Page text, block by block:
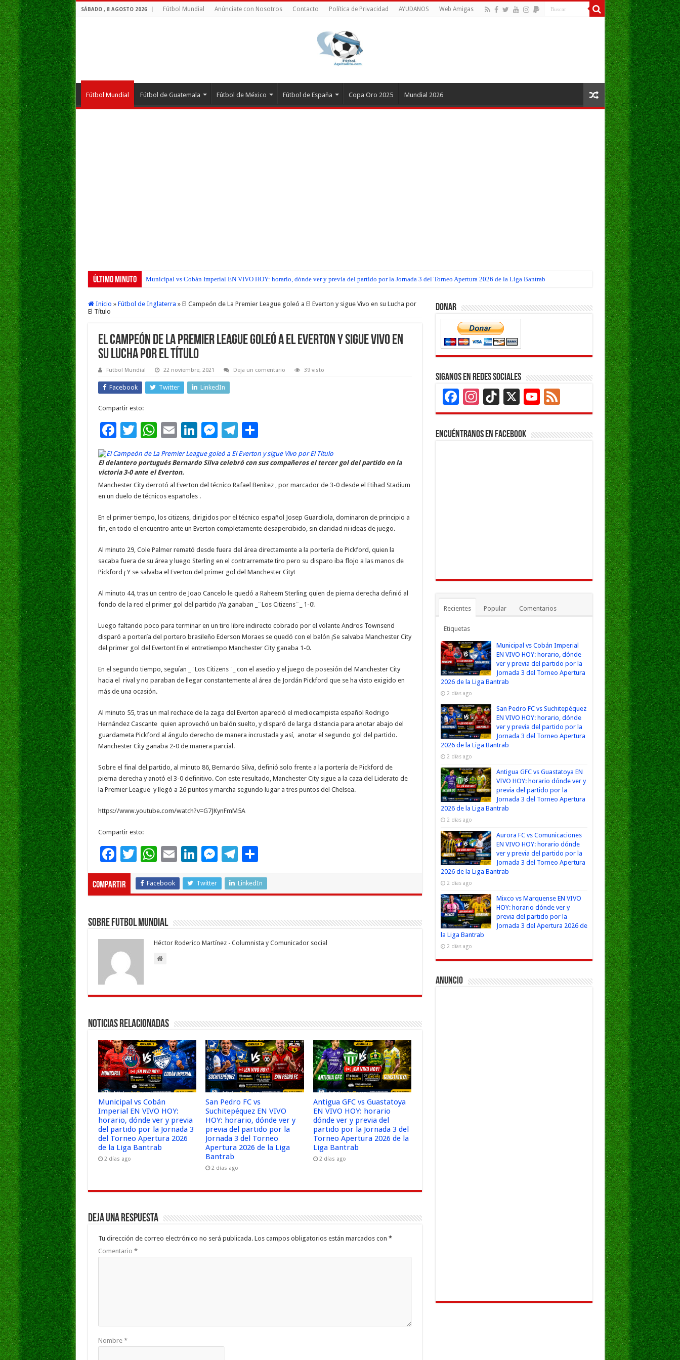
SÁBADO , 8 AGOSTO 2026 Fútbol Mundial Anúnciate con Nosotros Contacto Política de Privacidad AYUDANOS Web Amigas
Fútbol Mundial Fútbol de Guatemala Fútbol de México Fútbol de España Copa Oro 2025 Mundial 2026
Último Minuto Municipal vs Cobán Imperial EN VIVO HOY: horario, dónde ver y previa del partido por la Jornada 3 del Torneo Apertura 2026 de la Liga Bantrab
Inicio » Fútbol de Inglaterra » El Campeón de La Premier League goleó a El Everton y sigue Vivo en su Lucha por
El Título
El Campeón de La Premier League goleó a El Everton y sigue Vivo en
su Lucha por El Título
Futbol Mundial 22 noviembre, 2021 Deja un comentario 39 visto
Facebook Twitter LinkedIn
Compartir esto:
F
ac
e
b
o
o
k
T
wi
tt
er
W
h
at
sA
p
p
E
m
ai
l
Li
k
e
dI
n
M
es
se
n
er
T
el
e
gr
m
C
m
p
ti
r
El delantero portugués Bernardo Silva celebró con sus compañeros el tercer gol del partido en la
victoria 3-0 ante el Everton.
Manchester City derrotó al Everton del técnico Rafael Benitez , por marcador de 3-0 desde el Etihad Stadium
en un duelo de técnicos españoles .
En el primer tiempo, los citizens, dirigidos por el técnico español Josep Guardiola, dominaron de principio a
fin, en todo el encuentro ante un Everton completamente desapercibido, sin claridad ni ideas de juego.
Al minuto 29, Cole Palmer remató desde fuera del área directamente a la portería de Pickford, quien la
sacaba fuera de su área y luego Sterling en el contrarremate tiro pero su disparo iba flojo a las manos de
Pickford ¡ Y se salvaba el Everton del primer gol del Manchester City!
Al minuto 44, tras un centro de Joao Cancelo le quedó a Raheem Sterling quien de pierna derecha definió al
fondo de la red el primer gol del partido ¡Ya ganaban _¨Los Citizens¨_ 1-0!
Luego faltando poco para terminar en un tiro libre indirecto cobrado por el volante Andros Townsend
disparó a portería del portero brasileño Ederson Moraes se quedó con el balón ¡Se salvaba Manchester City
del primer gol del Everton! En el entretiempo Manchester City ganaba 1-0.
En el segundo tiempo, seguían _¨Los Citizens¨_ con el asedio y el juego de posesión del Manchester City
hacia el rival y no paraban de llegar constantemente al área de Jordán Pickford que se ha visto exigido en
más de una ocasión.
Al minuto 55, tras un mal rechace de la zaga del Everton apareció el mediocampista español Rodrigo
Hernández Cascante quien aprovechó un balón suelto, y disparó de larga distancia para anotar abajo del
guardameta Pickford al ángulo derecho de manera incrustada y así, anotar el segundo gol del partido.
Manchester City ganaba 2-0 de manera parcial.
Sobre el final del partido, al minuto 86, Bernardo Silva, definió solo frente a la portería de Pickford de
pierna derecha y anotó el 3-0 definitivo. Con este resultado, Manchester City sigue a la caza del Liderato de
la Premier League y llegó a 26 puntos y marcha segundo lugar a tres puntos del Chelsea.
https://www.youtube.com/watch?v=G7JKynFmM5A
Compartir esto:
F
ac
e
o
o
k
T
tt
W
at
p
E
ai
Li
k
dI
M
se
g
T
e
a
C
m
ar
r
Compartir Facebook Twitter LinkedIn
Sobre Futbol Mundial
Héctor Roderico Martínez - Columnista y Comunicador social
Noticias Relacionadas
Municipal vs Cobán
Imperial EN VIVO HOY:
horario, dónde ver y previa
del partido por la Jornada 3
del Torneo Apertura 2026
de la Liga Bantrab
2 días ago
San Pedro FC vs
Suchitepéquez EN VIVO
HOY: horario, dónde ver y
previa del partido por la
Jornada 3 del Torneo
Apertura 2026 de la Liga
Bantrab
2 días ago
Antigua GFC vs Guastatoya
EN VIVO HOY: horario
dónde ver y previa del
partido por la Jornada 3 del
Torneo Apertura 2026 de la
Liga Bantrab
2 días ago
Deja una respuesta
Tu dirección de correo electrónico no será publicada. Los campos obligatorios están marcados con *
Comentario *
Nombre *
Donar
Siganos en Redes Sociales
Facebook
Instagram
TikTok
X YouTube
Channel
Feed
Encuéntranos en Facebook
Recientes Popular Comentarios
Etiquetas
Municipal vs Cobán Imperial
EN VIVO HOY: horario, dónde
ver y previa del partido por la
Jornada 3 del Torneo Apertura
2026 de la Liga Bantrab
2 días ago
San Pedro FC vs Suchitepéquez
EN VIVO HOY: horario, dónde
ver y previa del partido por la
Jornada 3 del Torneo Apertura
2026 de la Liga Bantrab
2 días ago
Antigua GFC vs Guastatoya EN
VIVO HOY: horario dónde ver y
previa del partido por la
Jornada 3 del Torneo Apertura
2026 de la Liga Bantrab
2 días ago
Aurora FC vs Comunicaciones
EN VIVO HOY: horario dónde
ver y previa del partido por la
Jornada 3 del Torneo Apertura
2026 de la Liga Bantrab
2 días ago
Mixco vs Marquense EN VIVO
HOY: horario dónde ver y
previa del partido por la
Jornada 3 del Apertura 2026 de
la Liga Bantrab
2 días ago
Anuncio